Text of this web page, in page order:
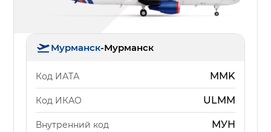
Мурманск-Мурманск
Код ИАТА MMK
Код ИКАО ULMM
Внутренний код МУН